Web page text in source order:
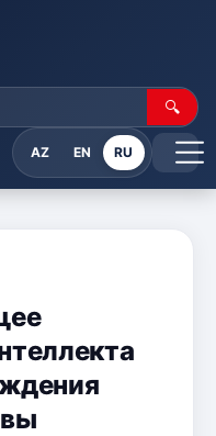
🔍
AZ EN RU